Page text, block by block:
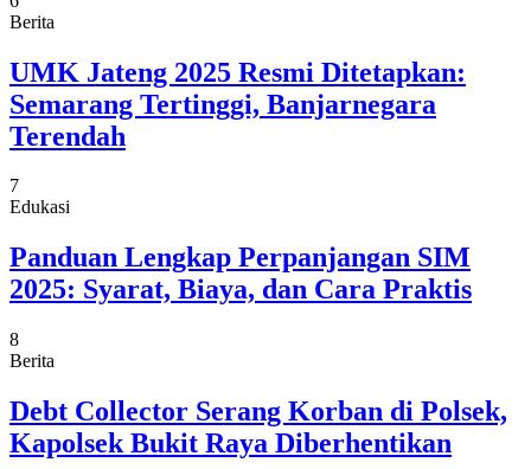
Berita
UMK Jateng 2025 Resmi Ditetapkan:
Semarang Tertinggi, Banjarnegara
Terendah
7
Edukasi
Panduan Lengkap Perpanjangan SIM
2025: Syarat, Biaya, dan Cara Praktis
8
Berita
Debt Collector Serang Korban di Polsek,
Kapolsek Bukit Raya Diberhentikan